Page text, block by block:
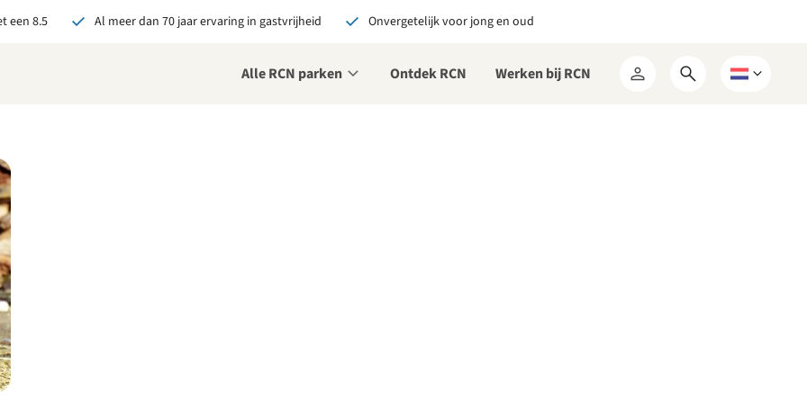
een 8.5 Al meer dan 70 jaar ervaring in gastvrijheid Onvergetelijk voor jong en oud
Alle RCN parken Ontdek RCN Werken bij RCN
Mijn
Open
Kies
bij RCN boekt, krijg je:
De beste prijsgarantie
Exclusieve voordelen
Persoonlijk contact
alle voordelen